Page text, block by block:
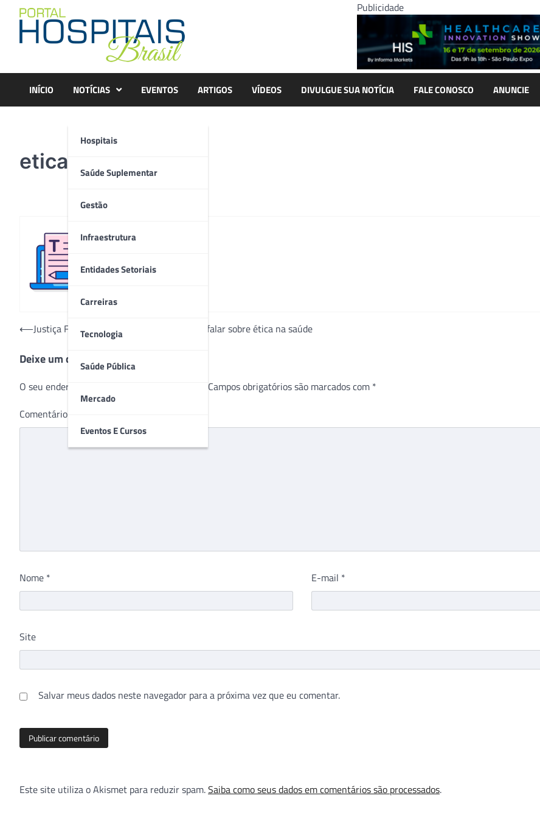
content
Publicidade
INÍCIO NOTÍCIAS
Hospitais
Saúde Suplementar
Gestão
Infraestrutura
Entidades Setoriais
Carreiras
Tecnologia
Saúde Pública
Mercado
Eventos E Cursos
EVENTOS ARTIGOS VÍDEOS DIVULGUE SUA NOTÍCIA FALE CONOSCO ANUNCIE
etica
Navegação
Post
⟵Justiça Federal do Paraná recebe IES para falar sobre ética na saúde
Deixe um comentário
O seu endereço de e-mail não será publicado. Campos obrigatórios são marcados com *
Comentário
Nome * E-mail *
Site
Salvar meus dados neste navegador para a próxima vez que eu comentar.
Este site utiliza o Akismet para reduzir spam.Saiba como seus dados em comentários são processados.